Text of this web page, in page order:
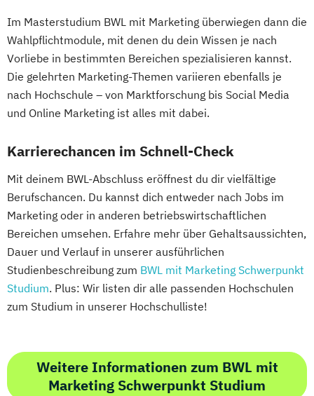
Im Masterstudium BWL mit Marketing überwiegen dann die
Wahlpflichtmodule, mit denen du dein Wissen je nach
Vorliebe in bestimmten Bereichen spezialisieren kannst.
Die gelehrten Marketing-Themen variieren ebenfalls je
nach Hochschule – von Marktforschung bis Social Media
und Online Marketing ist alles mit dabei.
Karrierechancen im Schnell-Check
Mit deinem BWL-Abschluss eröffnest du dir vielfältige
Berufschancen. Du kannst dich entweder nach Jobs im
Marketing oder in anderen betriebswirtschaftlichen
Bereichen umsehen. Erfahre mehr über Gehaltsaussichten,
Dauer und Verlauf in unserer ausführlichen
Studienbeschreibung zum BWL mit Marketing Schwerpunkt
Studium. Plus: Wir listen dir alle passenden Hochschulen
zum Studium in unserer Hochschulliste!
Weitere Informationen zum BWL mit
Marketing Schwerpunkt Studium